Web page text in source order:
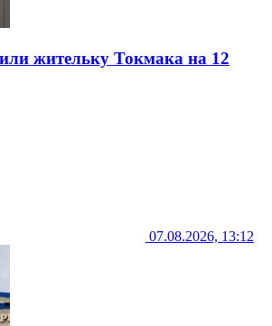
жительку Токмака на 12
07.08.2026, 13:12